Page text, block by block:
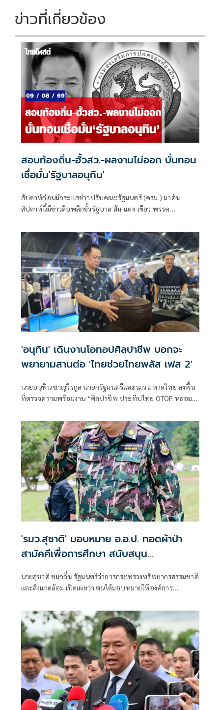
k k
ข่าวที่เกี่ยวข้อง
สอบท้องถิ่น-ฮั้วสว.-ผลงานไม่ออก บั่นทอน
เชื่อมั่น'รัฐบาลอนุทิน'
สัปดาห์ก่อนมีกระแสข่าวปรับคณะรัฐมนตรี (ครม.) มาต้น
สัปดาห์นี้มีข่าวลือพลิกขั้วรัฐบาล ส้ม-แดง-เขียว พรรค
'อนุทิน' เดินงานโอทอปศิลปาชีพ บอกจะ
พยายามสานต่อ 'ไทยช่วยไทยพลัส เฟส 2'
นายอนุทิน ชาญวีรกูล นายกรัฐมนตรีและรมว.มหาดไทย ลงพื้น
ที่ตรวจความพร้อมงาน “ศิลปาชีพ ประทีปไทย OTOP หลอม
สิงหาคม นี้ ณ อาคารชาเลนเจอร์ 1–3 อิมแพ็ค เมืองทองธานี ซึ่ง
นายกรัฐมนตรีจะเดินทางมาเปิดงานอย่างเป็นทางการ ในวัน
จันทร์ที่ 10 สิงหาคม
'รมว.สุชาติ' มอบหมาย อ.อ.ป. ทอดผ้าป่า
สามัคคีเพื่อการศึกษา สนับสนุน
คอมพิวเตอร์ 22 เครื่อง เติมโอกาสเด็ก
โรงเรียนบ้านกิ่วลม จ.เชียงใหม่
นายสุชาติ ชมกลิ่น รัฐมนตรีว่าการกระทรวงทรัพยากรธรรมชาติ
และสิ่งแวดล้อม เปิดเผยว่า ตนได้มอบหมายให้องค์การ
สามัคคีเพื่อการศึกษา กระทรวงทรัพยากรธรรมชาติและสิ่ง
แวดล้อม” ณ โรงเรียนบ้านกิ่วลม ตำบลบ่อหลวง อำเภอฮอด
จังหวัดเชียงใหม่ เพื่อสนับสนุนการศึกษาและเพิ่มโอกาสให้กับ
เด็กและเยาวชนในพื้นที่ โดยสนับสนุนคอมพิวเตอร์ จำนวน 22
เครื่อง สำหรับใช้ในการเรียนการสอนและส่งเสริมทักษะด้าน
เทคโนโลยีสารสนเทศ